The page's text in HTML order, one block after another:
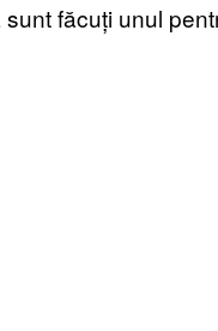
făcuți unul